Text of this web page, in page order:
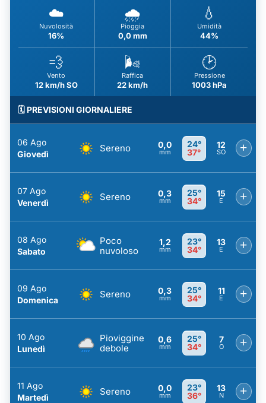
☁️
Nuvolosità
16%
🌧️
Pioggia
0,0 mm
💧
Umidità
44%
💨
Vento
12 km/h SO
🌬️
Raffica
22 km/h
🕑
Pressione
1003 hPa
🗓️ PREVISIONI GIORNALIERE
06 Ago
Giovedì
Sereno 0,0
mm
24°
37°
12
SO +
07 Ago
Venerdì
Sereno 0,3
mm
25°
34°
15
E +
08 Ago
Sabato
Poco
nuvoloso
1,2
mm
23°
34°
13
E +
09 Ago
Domenica
Sereno 0,3
mm
25°
34°
11
E +
10 Ago
Lunedì
Pioviggine
debole
0,6
mm
25°
34°
7
O +
11 Ago
Martedì
Sereno 0,0
mm
23°
36°
13
N +